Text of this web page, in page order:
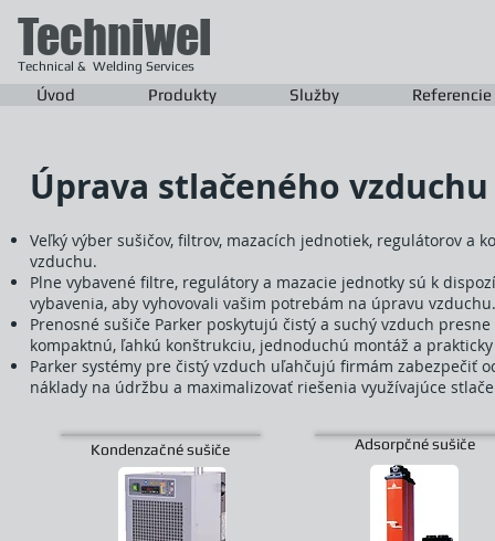
Techniwel
Technical & Welding Services
Úvod Produkty Služby Referencie
Úprava stlačeného vzduchu
Veľký výber sušičov, filtrov, mazacích jednotiek, regulátorov a
vzduchu.
Plne vybavené filtre, regulátory a mazacie jednotky sú k
vybavenia, aby vyhovovali vašim potrebám na úpravu vzduchu.
Prenosné sušiče Parker poskytujú čistý a suchý vzduch
kompaktnú, ľahkú konštrukciu, jednoduchú montáž a
Parker systémy pre čistý vzduch uľahčujú firmám zabezpečiť
náklady na údržbu a maximalizovať riešenia využívajúce
Kondenzačné sušiče Adsorpčné sušiče